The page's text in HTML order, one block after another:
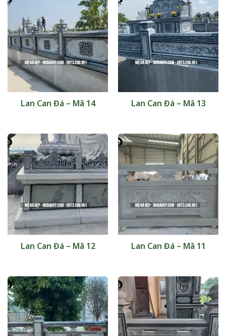
Lan Can Đá – Mã 14 Lan Can Đá – Mã 13
Lan Can Đá – Mã 12 Lan Can Đá – Mã 11